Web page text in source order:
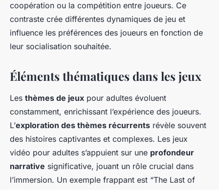
coopération ou la compétition entre joueurs. Ce
contraste crée différentes dynamiques de jeu et
influence les préférences des joueurs en fonction de
leur socialisation souhaitée.
Éléments thématiques dans les jeux
Les thèmes de jeux pour adultes évoluent
constamment, enrichissant l’expérience des joueurs.
L’exploration des thèmes récurrents révèle souvent
des histoires captivantes et complexes. Les jeux
vidéo pour adultes s’appuient sur une profondeur
narrative significative, jouant un rôle crucial dans
l’immersion. Un exemple frappant est “The Last of